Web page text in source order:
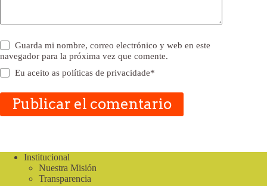
Guarda mi nombre, correo electrónico y web en este
navegador para la próxima vez que comente.
Eu aceito aspolíticas de privacidade*
Publicar el comentario
Institucional
Nuestra Misión
Transparencia